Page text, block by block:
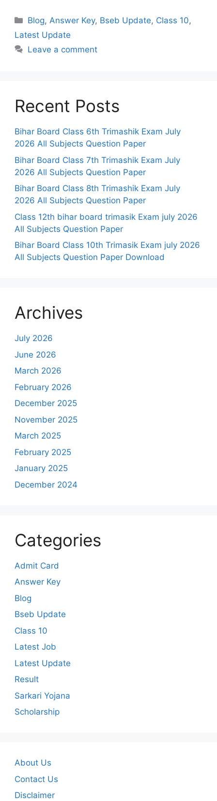
Categories
Blog,Answer Key, Bseb Update, Class 10,
Latest Update
Leave a comment
Recent Posts
Bihar Board Class 6th Trimashik Exam July
2026 All Subjects Question Paper
Bihar Board Class 7th Trimashik Exam July
2026 All Subjects Question Paper
Bihar Board Class 8th Trimashik Exam July
2026 All Subjects Question Paper
Class 12th bihar board trimasik Exam july 2026
All Subjects Question Paper
Bihar Board Class 10th Trimasik Exam july 2026
All Subjects Question Paper Download
Archives
July 2026
June 2026
March 2026
February 2026
December 2025
November 2025
March 2025
February 2025
January 2025
December 2024
Categories
Admit Card
Answer Key
Blog
Bseb Update
Class 10
Latest Job
Latest Update
Result
Sarkari Yojana
Scholarship
About Us
Contact Us
Disclaimer